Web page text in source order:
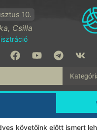
10.
Csilla
követőink előtt ismert